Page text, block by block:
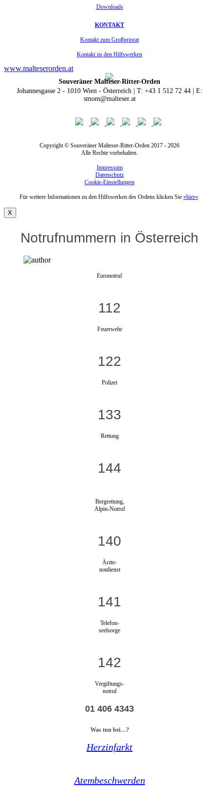
Downloads
KONTAKT
Kontakt zum Großpriorat
Kontakt zu den Hilfswerken
www.malteserorden.at
Souveräner Malteser-Ritter-Orden
Johannesgasse 2 - 1010 Wien - Österreich | T: +43 1 512 72 44 | E:
smom@malteser.at
Copyright © Souveräner Malteser-Ritter-Orden 2017 - 2026
Alle Rechte vorbehalten.
Impressum
Datenschutz
Cookie-Einstellungen
Für weitere Informationen zu den Hilfswerken des Ordens klicken Sie »hier«.
X
Notrufnummern in Österreich
Euronotruf
112
Feuerwehr
122
Polizei
133
Rettung
144
Bergrettung,
Alpin-Notruf
140
Ärzte-
notdienst
141
Telefon-
seelsorge
142
Vergiftungs-
notruf
01 406 4343
Was tun bei…?
Herzinfarkt
Atembeschwerden